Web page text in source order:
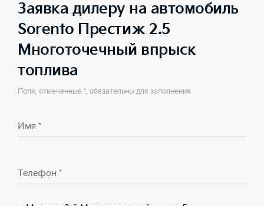
Заявка дилеру на автомобиль
Sorento Престиж 2.5
Многоточечный впрыск
топлива
Поля, отмеченные *, обязательны для заполнения
Имя *
Телефон *